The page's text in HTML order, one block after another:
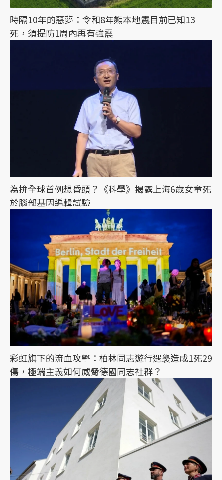
時隔10年的惡夢：令和8年熊本地震目前已知13
死，須提防1周內再有強震
為拚全球首例想昏頭？《科學》揭露上海6歲女童死
於腦部基因編輯試驗
彩虹旗下的流血攻擊：柏林同志遊行遇襲造成1死29
傷，極端主義如何威脅德國同志社群？